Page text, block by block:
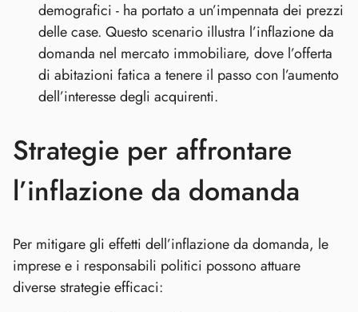
demografici - ha portato a un’impennata dei prezzi
delle case. Questo scenario illustra l’inflazione da
domanda nel mercato immobiliare, dove l’offerta
di abitazioni fatica a tenere il passo con l’aumento
dell’interesse degli acquirenti.
Strategie per affrontare
l’inflazione da domanda
Per mitigare gli effetti dell’inflazione da domanda, le
imprese e i responsabili politici possono attuare
diverse strategie efficaci: